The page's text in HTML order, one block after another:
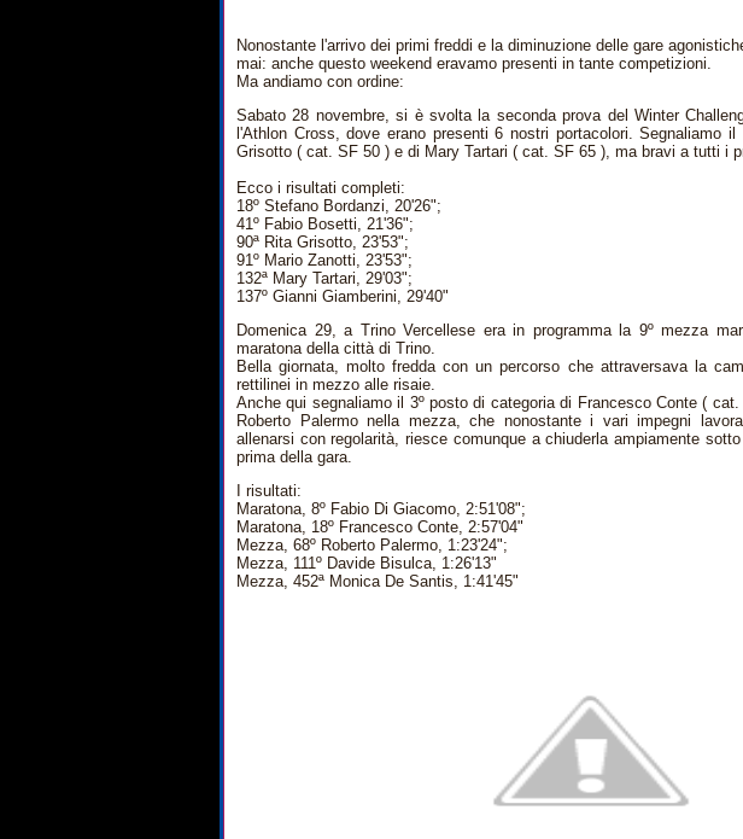
Nonostante l'arrivo dei primi freddi e la diminuzione delle gare
mai: anche questo weekend eravamo presenti in tante competizioni.
Ma andiamo con ordine:
Sabato 28 novembre, si è svolta la seconda prova del Winter
l'Athlon Cross, dove erano presenti 6 nostri portacolori. Segnaliamo
Grisotto ( cat. SF 50 ) e di Mary Tartari ( cat. SF 65 ), ma bravi a tutti i
Ecco i risultati completi:
18º Stefano Bordanzi, 20'26";
41º Fabio Bosetti, 21'36";
90ª Rita Grisotto, 23'53";
91º Mario Zanotti, 23'53";
132ª Mary Tartari, 29'03";
137º Gianni Giamberini, 29'40"
Domenica 29, a Trino Vercellese era in programma la 9º mezza
maratona della città di Trino.
Bella giornata, molto fredda con un percorso che attraversava la
rettilinei in mezzo alle risaie.
Anche qui segnaliamo il 3º posto di categoria di Francesco Conte (
Roberto Palermo nella mezza, che nonostante i vari impegni
allenarsi con regolarità, riesce comunque a chiuderla ampiamente
prima della gara.
I risultati:
Maratona, 8º Fabio Di Giacomo, 2:51'08";
Maratona, 18º Francesco Conte, 2:57'04"
Mezza, 68º Roberto Palermo, 1:23'24";
Mezza, 111º Davide Bisulca, 1:26'13"
Mezza, 452ª Monica De Santis, 1:41'45"